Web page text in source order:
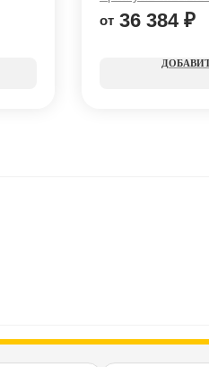
36 384 ₽